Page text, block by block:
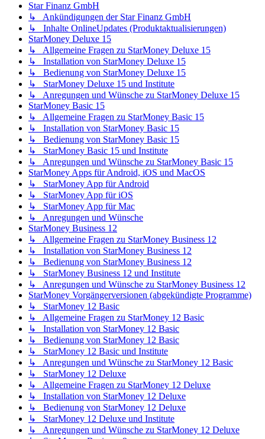
Star Finanz GmbH
↳ Ankündigungen der Star Finanz GmbH
↳ Inhalte OnlineUpdates (Produktaktualisierungen)
StarMoney Deluxe 15
↳ Allgemeine Fragen zu StarMoney Deluxe 15
↳ Installation von StarMoney Deluxe 15
↳ Bedienung von StarMoney Deluxe 15
↳ StarMoney Deluxe 15 und Institute
↳ Anregungen und Wünsche zu StarMoney Deluxe 15
StarMoney Basic 15
↳ Allgemeine Fragen zu StarMoney Basic 15
↳ Installation von StarMoney Basic 15
↳ Bedienung von StarMoney Basic 15
↳ StarMoney Basic 15 und Institute
↳ Anregungen und Wünsche zu StarMoney Basic 15
StarMoney Apps für Android, iOS und MacOS
↳ StarMoney App für Android
↳ StarMoney App für iOS
↳ StarMoney App für Mac
↳ Anregungen und Wünsche
StarMoney Business 12
↳ Allgemeine Fragen zu StarMoney Business 12
↳ Installation von StarMoney Business 12
↳ Bedienung von StarMoney Business 12
↳ StarMoney Business 12 und Institute
↳ Anregungen und Wünsche zu StarMoney Business 12
StarMoney Vorgängerversionen (abgekündigte Programme)
↳ StarMoney 12 Basic
↳ Allgemeine Fragen zu StarMoney 12 Basic
↳ Installation von StarMoney 12 Basic
↳ Bedienung von StarMoney 12 Basic
↳ StarMoney 12 Basic und Institute
↳ Anregungen und Wünsche zu StarMoney 12 Basic
↳ StarMoney 12 Deluxe
↳ Allgemeine Fragen zu StarMoney 12 Deluxe
↳ Installation von StarMoney 12 Deluxe
↳ Bedienung von StarMoney 12 Deluxe
↳ StarMoney 12 Deluxe und Institute
↳ Anregungen und Wünsche zu StarMoney 12 Deluxe